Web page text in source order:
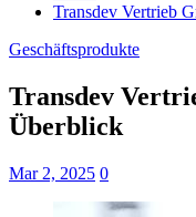
Transdev Vertrieb
Geschäftsprodukte
Transdev
Überblick
Mar 2, 2025 0